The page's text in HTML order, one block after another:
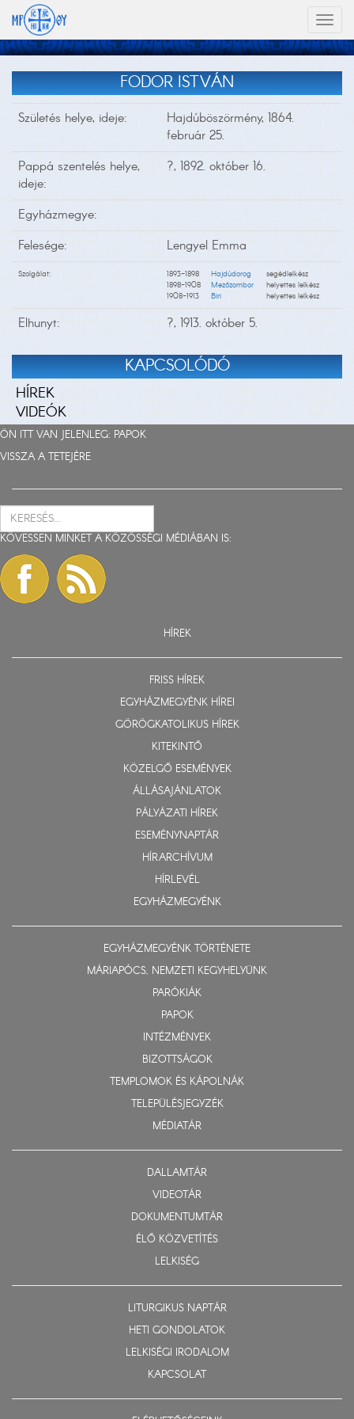
FODOR ISTVÁN
Születés helye, ideje:
Hajdúböszörmény, 1864.
február 25.
Pappá szentelés helye,
ideje:
?, 1892. október 16.
Egyházmegye:
Felesége:
Lengyel Emma
Szolgálat: 1893-1898 Hajdúdorog
segédlelkész
1898-1908
Mezőzombor
helyettes lelkész
1908-1913
Biri helyettes lelkész
Elhunyt: ?, 1913. október 5.
KAPCSOLÓDÓ
HÍREK
VIDEÓK
ÖN ITT VAN JELENLEG: PAPOK
VISSZA A TETEJÉRE
KÖVESSEN MINKET A KÖZÖSSÉGI MÉDIÁBAN IS:
HÍREK
FRISS HÍREK
EGYHÁZMEGYÉNK HÍREI
GÖRÖGKATOLIKUS HÍREK
KITEKINTŐ
KÖZELGŐ ESEMÉNYEK
ÁLLÁSAJÁNLATOK
PÁLYÁZATI HÍREK
ESEMÉNYNAPTÁR
HÍRARCHÍVUM
HÍRLEVÉL
EGYHÁZMEGYÉNK
EGYHÁZMEGYÉNK TÖRTÉNETE
MÁRIAPÓCS, NEMZETI KEGYHELYÜNK
PARÓKIÁK
PAPOK
INTÉZMÉNYEK
BIZOTTSÁGOK
TEMPLOMOK ÉS KÁPOLNÁK
TELEPÜLÉSJEGYZÉK
MÉDIATÁR
DALLAMTÁR
VIDEOTÁR
DOKUMENTUMTÁR
ÉLŐ KÖZVETÍTÉS
LELKISÉG
LITURGIKUS NAPTÁR
HETI GONDOLATOK
LELKISÉGI IRODALOM
KAPCSOLAT